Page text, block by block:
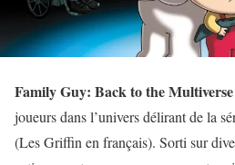
Family Guy: Back to the Multiverse
joueurs dans l’univers délirant de la
(Les Griffin en français). Sorti sur